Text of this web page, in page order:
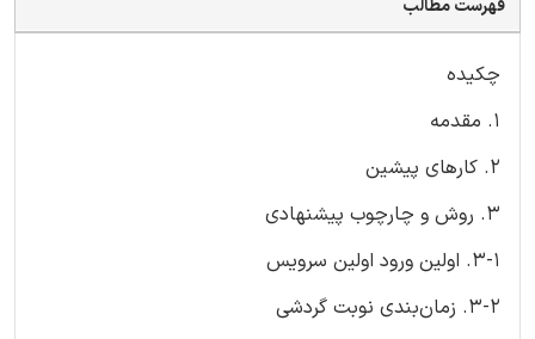
فهرست مطالب
چکیده
1. مقدمه
2. کارهای پیشین
3. روش و چارچوب پیشنهادی
3-1. اولین ورود اولین سرویس
3-2. زمان‌بندی نوبت گردشی